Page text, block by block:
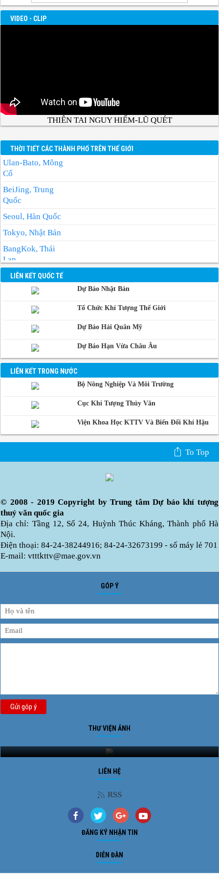
VIDEO - CLIP
THIÊN TAI NGUY HIỂM-LŨ QUÉT
THỜI TIẾT CÁC THÀNH PHỐ TRÊN THẾ GIỚI
Ulan-Bato, Mông
Cổ
BeiJing, Trung
Quốc
Seoul, Hàn Quốc
Tokyo, Nhật Bản
BangKok, Thái
Lan
Manila, Philippin
Phnom-Penh,
LIÊN KẾT QUỐC TẾ
Dự Báo Nhật Bản
Tổ Chức Khí Tượng Thế Giới
Dự Báo Hải Quân Mỹ
Dự Báo Hạn Vừa Châu Âu
LIÊN KẾT TRONG NƯỚC
Bộ Nông Nghiệp Và Môi Trường
Cục Khí Tượng Thủy Văn
Viện Khoa Học KTTV Và Biến Đổi Khí Hậu
To Top
© 2008 - 2019 Copyright by Trung tâm Dự báo khí tượng
thuỷ văn quốc gia
Địa chỉ: Tầng 12, Số 24, Huỳnh Thúc Kháng, Thành phố Hà
Nội.
Điện thoại: 84-24-38244916; 84-24-32673199 - số máy lẻ 701
E-mail: vtttkttv@mae.gov.vn
GÓP Ý
Gửi góp ý
THƯ VIỆN ẢNH
LIÊN HỆ
RSS
ĐĂNG KÝ NHẬN TIN
DIỄN ĐÀN